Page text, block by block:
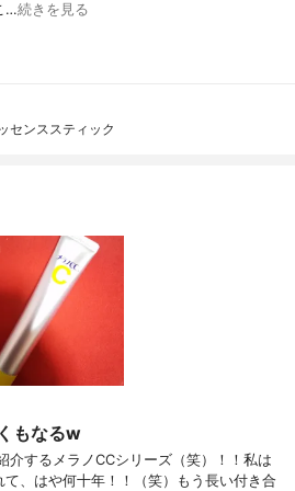
…続きを見る
センススティック
もなるw
介するメラノCCシリーズ（笑）！！私は
、はや何十年！！（笑）もう長い付き合